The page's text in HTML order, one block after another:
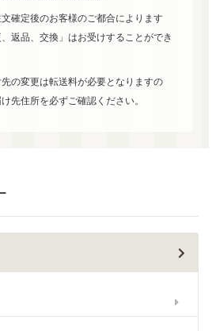
確定後のお客様のご都合によります
、返品、交換」はお受けすることができ
の変更は転送料が必要となりますの
先住所を必ずご確認ください。